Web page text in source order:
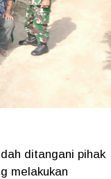
ditangani pihak
melakukan